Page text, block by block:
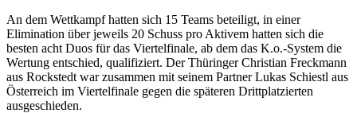
An dem Wettkampf hatten sich 15 Teams beteiligt, in einer
Elimination über jeweils 20 Schuss pro Aktivem hatten sich die
besten acht Duos für das Viertelfinale, ab dem das K.o.-System die
Wertung entschied, qualifiziert. Der Thüringer Christian Freckmann
aus Rockstedt war zusammen mit seinem Partner Lukas Schiestl aus
Österreich im Viertelfinale gegen die späteren Drittplatzierten
ausgeschieden.